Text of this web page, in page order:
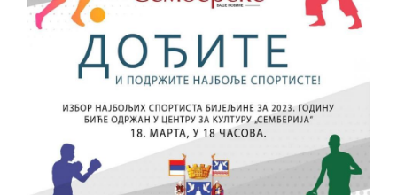
ПРЕЛИМИНАРНA РАНГ ЛИСТA
КАНДИДАТА КОЈИ СУ ОСТВАРИЛИ ПРАВО
НА ГРАДСКИ МЈЕСЕЧНИ БОРАЧКИ
ДОДАТАК ЗА ДЕМОБИЛИСАНЕ БОРЦЕ
ВОЈСКЕ РЕПУБЛИКЕ СРПСКЕ У СТАЊУ
СОЦИЈАЛНЕ ПОТРЕБЕ
Oд 27. јула пријем захтјева за новчану